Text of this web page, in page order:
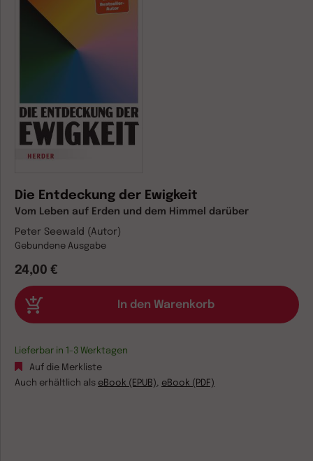
Die Entdeckung der Ewigkeit
Vom Leben auf Erden und dem Himmel darüber
Peter Seewald (Autor)
Gebundene Ausgabe
24,00 €
Lieferbar in 1-3 Werktagen
Auf die Merkliste
Auch erhältlich als eBook (EPUB), eBook (PDF)